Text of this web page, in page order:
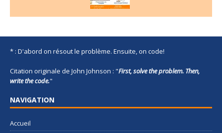
* : D'abord on résout le problème. Ensuite, on code!
Citation originale de John Johnson : "First, solve the problem. Then,
write the code."
NAVIGATION
Accueil